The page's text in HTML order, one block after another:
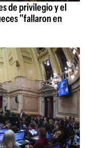
de privilegio y el
"fallaron en